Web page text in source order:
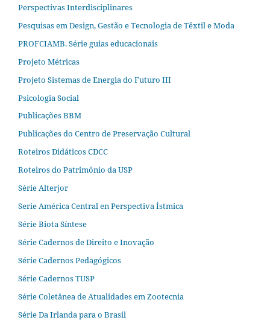
Perspectivas Interdisciplinares
Pesquisas em Design, Gestão e Tecnologia de Têxtil e Moda
PROFCIAMB. Série guias educacionais
Projeto Métricas
Projeto Sistemas de Energia do Futuro III
Psicologia Social
Publicações BBM
Publicações do Centro de Preservação Cultural
Roteiros Didáticos CDCC
Roteiros do Patrimônio da USP
Série Alterjor
Serie América Central en Perspectiva Ístmica
Série Biota Síntese
Série Cadernos de Direito e Inovação
Série Cadernos Pedagógicos
Série Cadernos TUSP
Série Coletânea de Atualidades em Zootecnia
Série Da Irlanda para o Brasil